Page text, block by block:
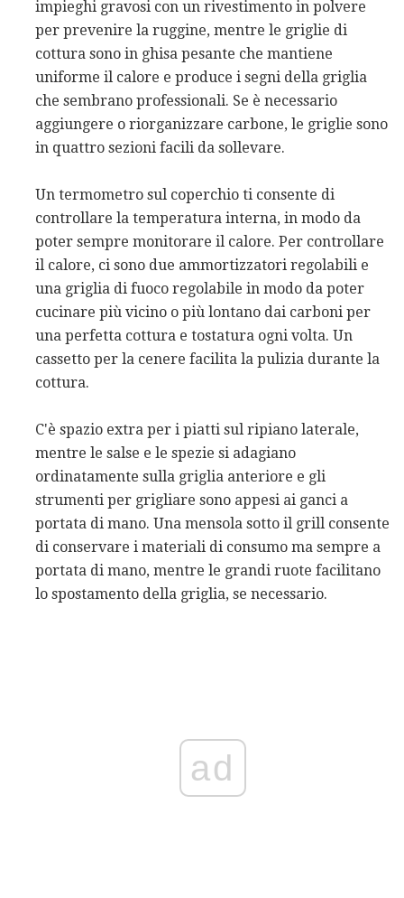
impieghi gravosi con un rivestimento in polvere
per prevenire la ruggine, mentre le griglie di
cottura sono in ghisa pesante che mantiene
uniforme il calore e produce i segni della griglia
che sembrano professionali. Se è necessario
aggiungere o riorganizzare carbone, le griglie sono
in quattro sezioni facili da sollevare.
Un termometro sul coperchio ti consente di
controllare la temperatura interna, in modo da
poter sempre monitorare il calore. Per controllare
il calore, ci sono due ammortizzatori regolabili e
una griglia di fuoco regolabile in modo da poter
cucinare più vicino o più lontano dai carboni per
una perfetta cottura e tostatura ogni volta. Un
cassetto per la cenere facilita la pulizia durante la
cottura.
C'è spazio extra per i piatti sul ripiano laterale,
mentre le salse e le spezie si adagiano
ordinatamente sulla griglia anteriore e gli
strumenti per grigliare sono appesi ai ganci a
portata di mano. Una mensola sotto il grill consente
di conservare i materiali di consumo ma sempre a
portata di mano, mentre le grandi ruote facilitano
lo spostamento della griglia, se necessario.
ad